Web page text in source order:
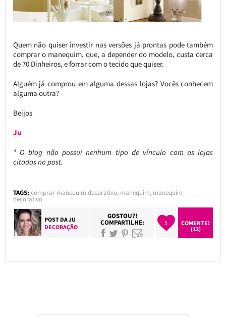
Quem não quiser investir nas versões já prontas pode também
comprar o manequim, que, a depender do modelo, custa cerca
de 70 Dinheiros, e forrar com o tecido que quiser.
Alguém já comprou em alguma dessas lojas? Vocês conhecem
alguma outra?
Beijos
Ju
* O blog não possui nenhum tipo de vínculo com as lojas
citadas no post.
TAGS: comprar manequim decorativo, manequim, manequim
decorativo
POST DAJU
DECORAÇÃO
GOSTOU?!
COMPARTILHE: 5
COMENTE!
(12)